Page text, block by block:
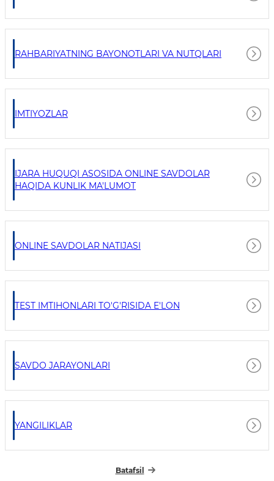
RAHBARIYATNING BAYONOTLARI VA NUTQLARI
IMTIYOZLAR
IJARA HUQUQI ASOSIDA ONLINE SAVDOLAR
HAQIDA KUNLIK MA'LUMOT
ONLINE SAVDOLAR NATIJASI
TEST IMTIHONLARI TO'G'RISIDA E'LON
SAVDO JARAYONLARI
YANGILIKLAR
Batafsil